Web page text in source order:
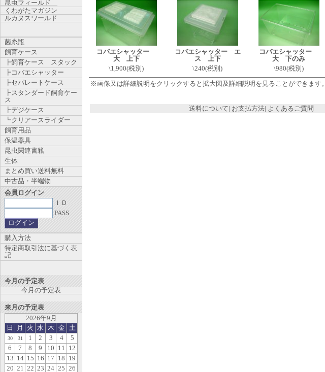
コバエシャッター
大 上下
\1,900(税別)
コバエシャッター エ
ス 上下
\240(税別)
コバエシャッター
大 下のみ
\980(税別)
※画像又は詳細説明をクリックすると拡大図及詳細説明を見ることができます。
送料について| お支払方法| よくあるご質問
昆虫フィールド
くわがたマガジン
ルカヌスワールド
菌糸瓶
飼育ケース
┣飼育ケース スタック
┣コバエシャッター
┣セパレートケース
┣スタンダード飼育ケー
ス
┣デジケース
┗クリアースライダー
飼育用品
保温器具
昆虫関連書籍
生体
まとめ買い送料無料
中古品・半端物
会員ログイン
ＩＤ
PASS
購入方法
特定商取引法に基づく表
記
今月の予定表
今月の予定表
来月の予定表
2026年9月
日
月 火 水 木 金 土
30 31 1 2 3 4
5
6
7 8 9 10 11
12
13 14 15 16 17 18 19
20 21 22 23 24 25 26